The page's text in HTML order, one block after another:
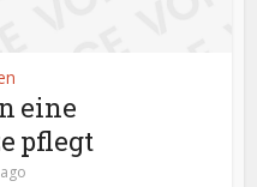
eine
pflegt